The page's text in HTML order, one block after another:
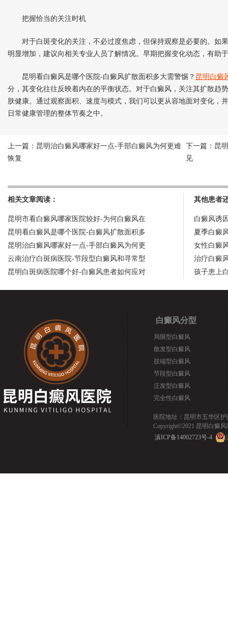
把握恰当的关注时机
对于白斑变化的关注，不必过度焦虑，但保持观察是必要的。如
明显增加，建议向相关专业人员了解情况。早期把握变化动态，有助
昆明看白癜风是哪个医院-白癜风扩散面积多大需警惕？ 昆明白癜
分，其变化往往反映着内在的平衡状态。对于白癜风，关注其扩散趋
肤健康。通过观察面积、速度与模式，我们可以更从容地面对变化，
日常健康管理的整体节奏之中。
上一篇： 昆明治白癜风哪家好一点-手部白癜风为何更难
恢复
下一篇： 昆
见
相关文章阅读：
昆明市看白癜风哪家医院较好-为何白癜风在
昆明看白癜风是哪个医院-白癜风扩散面积多
昆明治白癜风哪家好一点-手部白癜风为何更
云南治疗白斑病医院-节段型白癜风和寻常型
昆明白斑病医院哪个好-白癜风患者如何应对
其他患者
白癜风诱
夏季白癜
女性白癜
治疗白癜
孩子患上
白癜风分型
局限型白癜风
散发型白癜风
肢端型白癜风
节段型白癜风
泛发型白癜风
完全性白癜风
医院地址：昆明市五华区护
Copyright©2021 昆明白癜风
滇ICP备14002723号-4